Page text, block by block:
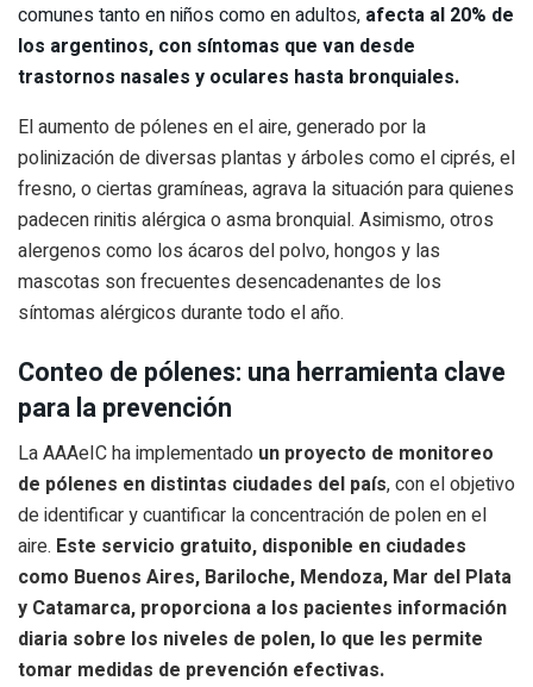
comunes tanto en niños como en adultos, afecta al 20% de
los argentinos, con síntomas que van desde
trastornos nasales y oculares hasta bronquiales.
El aumento de pólenes en el aire, generado por la
polinización de diversas plantas y árboles como el ciprés, el
fresno, o ciertas gramíneas, agrava la situación para quienes
padecen rinitis alérgica o asma bronquial. Asimismo, otros
alergenos como los ácaros del polvo, hongos y las
mascotas son frecuentes desencadenantes de los
síntomas alérgicos durante todo el año.
Conteo de pólenes: una herramienta clave
para la prevención
La AAAeIC ha implementado un proyecto de monitoreo
de pólenes en distintas ciudades del país, con el objetivo
de identificar y cuantificar la concentración de polen en el
aire. Este servicio gratuito, disponible en ciudades
como Buenos Aires, Bariloche, Mendoza, Mar del Plata
y Catamarca, proporciona a los pacientes información
diaria sobre los niveles de polen, lo que les permite
tomar medidas de prevención efectivas.